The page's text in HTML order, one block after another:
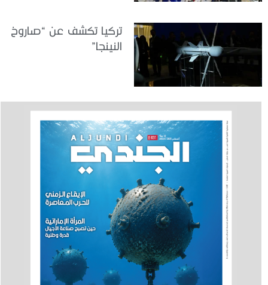
تركيا تكشف عن “صاروخ
النينجا”